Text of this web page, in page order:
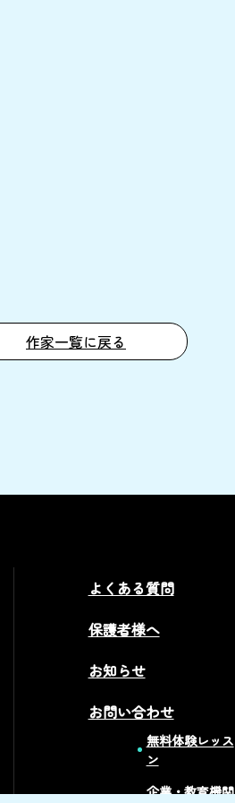
作家一覧に戻る
よくある質問
保護者様へ
お知らせ
お問い合わせ
無料体験レッス
ン
企業・教育機関